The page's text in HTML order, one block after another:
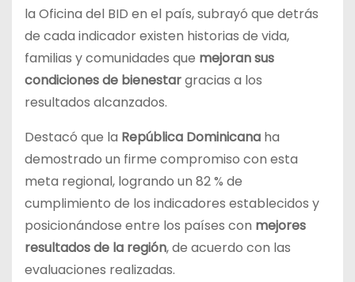
la Oficina del BID en el país, subrayó que detrás
de cada indicador existen historias de vida,
familias y comunidades que mejoran sus
condiciones de bienestargracias a los
resultados alcanzados.
Destacó que la República Dominicana ha
demostrado un firme compromiso con esta
meta regional, logrando un 82 % de
cumplimiento de los indicadores establecidos y
posicionándose entre los países con mejores
resultados de la región, de acuerdo con las
evaluaciones realizadas.